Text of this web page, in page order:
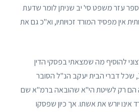
עזר משפט סי' יב שניתן לומר שדעת
אין מפסיד המורד זכויותיו, וא"כ גם את
להוסיף מה שמצאתי בפסקי הדין
הרבניים כרך א עמ' 101, שכל דברי הבית יעקב הנ"ל הסובר
הם רק לשיטת הי"א שהובאה ברמ"א שם
אינו יורש את אשתו. אך כיון שפסקו